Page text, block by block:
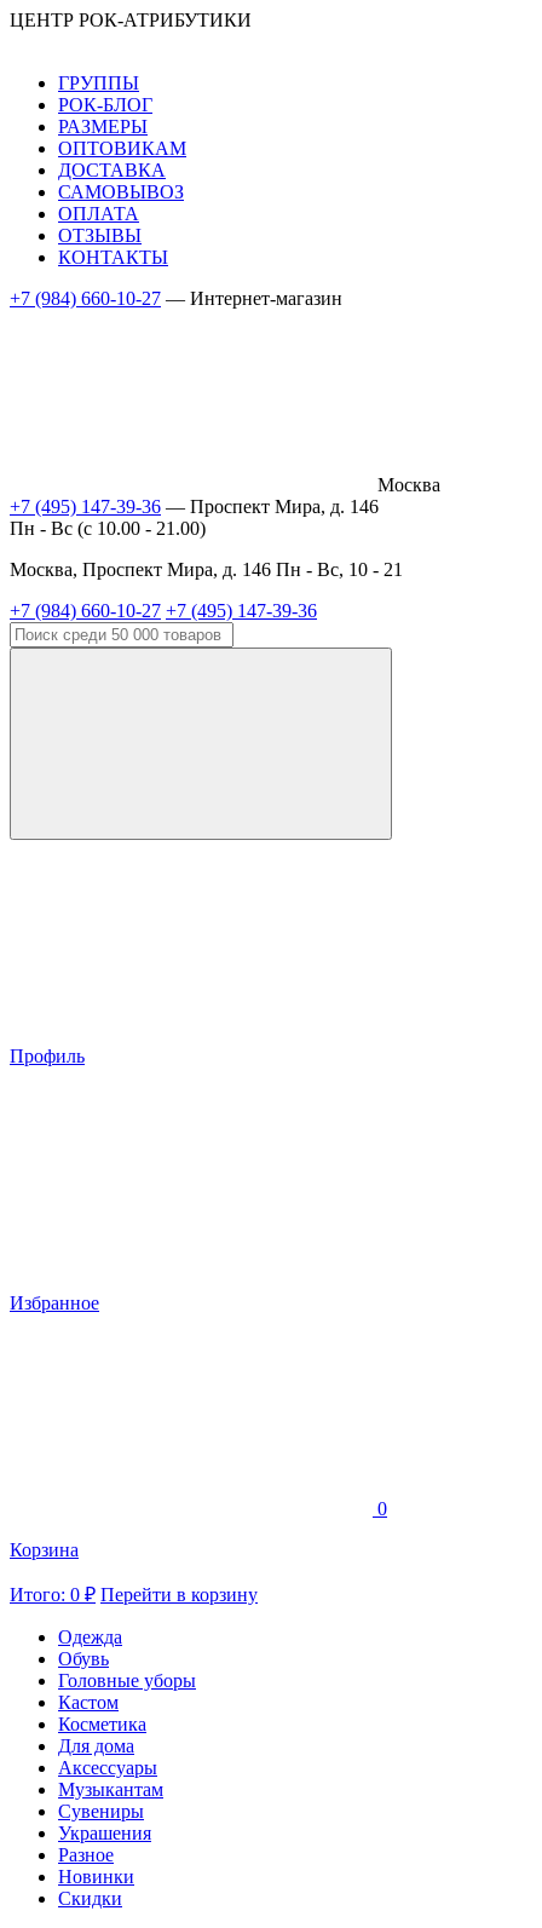
ЦЕНТР РОК-АТРИБУТИКИ
ГРУППЫ
РОК-БЛОГ
РАЗМЕРЫ
ОПТОВИКАМ
ДОСТАВКА
САМОВЫВОЗ
ОПЛАТА
ОТЗЫВЫ
КОНТАКТЫ
+7 (984) 660-10-27 — Интернет-магазин
Москва
+7 (495) 147-39-36 — Проспект Мира, д. 146
Пн - Вс (c 10.00 - 21.00)
Москва, Проспект Мира, д. 146 Пн - Вс, 10 - 21
+7 (984) 660-10-27 +7 (495) 147-39-36
Профиль
Избранное
0
Корзина
Итого: 0 ₽ Перейти в корзину
Одежда
Обувь
Головные уборы
Кастом
Косметика
Для дома
Аксессуары
Музыкантам
Сувениры
Украшения
Разное
Новинки
Скидки